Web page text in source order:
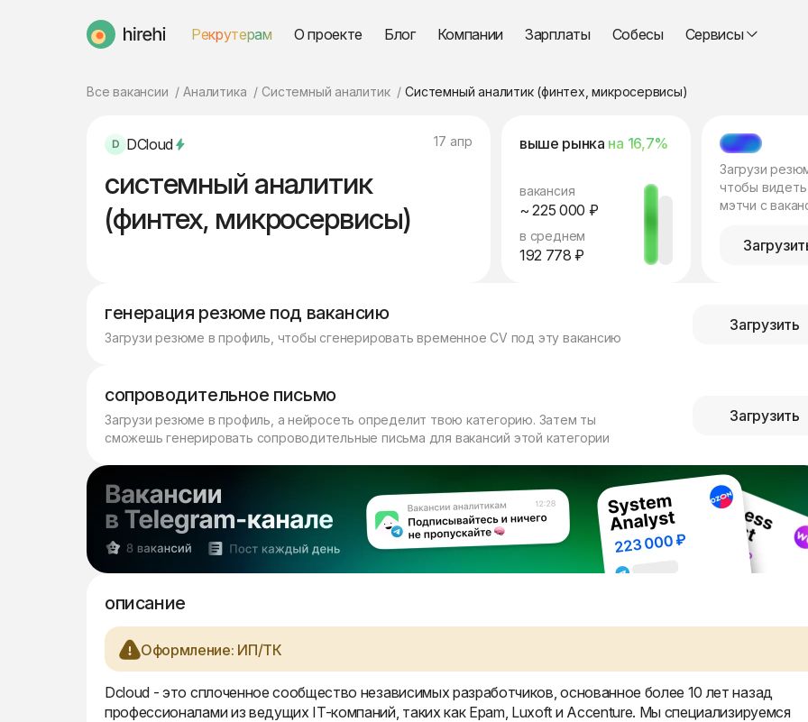
HireHi Рекрутерам О проекте Блог Компании Зарплаты Собесы Сервисы
Все вакансии Аналитика Системный аналитик Системный аналитик (финтех, микросервисы)
DCloud 17 апр
системный аналитик
(финтех, микросервисы)
выше рынка на 16,7%
вакансия
~ 225 000 ₽
в среднем
192 778 ₽
МЭТЧ
Загрузи
чтобы видеть
мэтчи с
генерация резюме под вакансию
Загрузи резюме в профиль, чтобы сгенерировать временное CV под эту вакансию
Загрузить
сопроводительное письмо
Загрузи резюме в профиль, а нейросеть определит твою категорию. Затем ты
сможешь генерировать сопроводительные письма для вакансий этой категории
Загрузить
описание
Оформление: ИП/ТК
Dcloud - это сплоченное сообщество независимых разработчиков, основанное более 10 лет назад
профессионалами из ведущих IT-компаний, таких как Epam, Luxoft и Accenture. Мы специализируемся